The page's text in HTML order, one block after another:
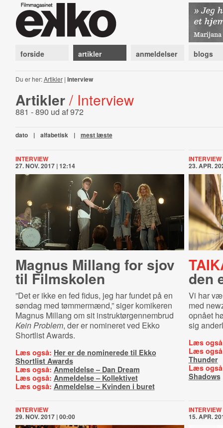
forside artikler anmeldelser blogs
Du er her:Artikler| Interview
Artikler / Interview
881 - 890 ud af 972
dato | alfabetisk | mest læste
INTERVIEW
27. NOV. 2017 | 12:14
Magnus Millang for sjov
til Filmskolen
”Det er ikke en fed fidus, jeg har fundet på en
søndag med tømmermænd,” siger komikeren
Magnus Millang om sit instruktørgennembrud
Kein Problem, der er nomineret ved Ekko
Shortlist Awards.
Læs også: Her er de nominerede til Ekko
Shortlist Awards
Læs også: Anmeldelse – Dan Dream
Læs også: Anmeldelse – Kollektivet
Læs også: Anmeldelse – Kvinden i buret
INTERVIEW
23. APR.
den
Vi har
med
opnået
sig
Læs
Læs
Thunder
Læs
Shadows
INTERVIEW
29. NOV. 2017 | 00:00
INTERVIEW
15. APR.